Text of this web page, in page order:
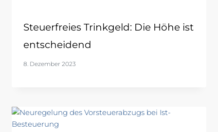
Steuerfreies Trinkgeld: Die Höhe ist
entscheidend
8. Dezember 2023